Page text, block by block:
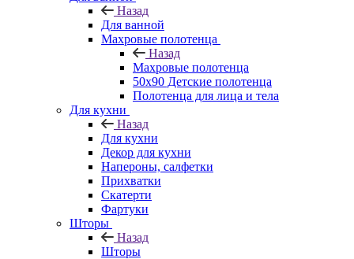
Назад
Для ванной
Махровые полотенца
Назад
Махровые полотенца
50х90 Детские полотенца
Полотенца для лица и тела
Для кухни
Назад
Для кухни
Декор для кухни
Напероны, салфетки
Прихватки
Скатерти
Фартуки
Шторы
Назад
Шторы